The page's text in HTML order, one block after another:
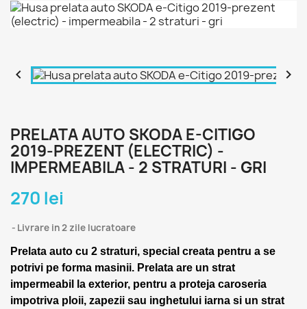
 
PRELATA AUTO SKODA E-CITIGO
2019-PREZENT (ELECTRIC) -
IMPERMEABILA - 2 STRATURI - GRI
270 lei
Livrare in 2 zile lucratoare
Prelata auto cu 2 straturi, special creata pentru a se
potrivi pe forma masinii. Prelata are un strat
impermeabil la exterior, pentru a proteja caroseria
impotriva ploii, zapezii sau inghetului iarna si un strat